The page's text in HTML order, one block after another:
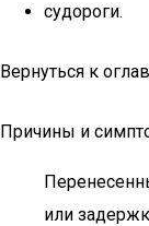
судороги.
Вернуться к
Причины и
или